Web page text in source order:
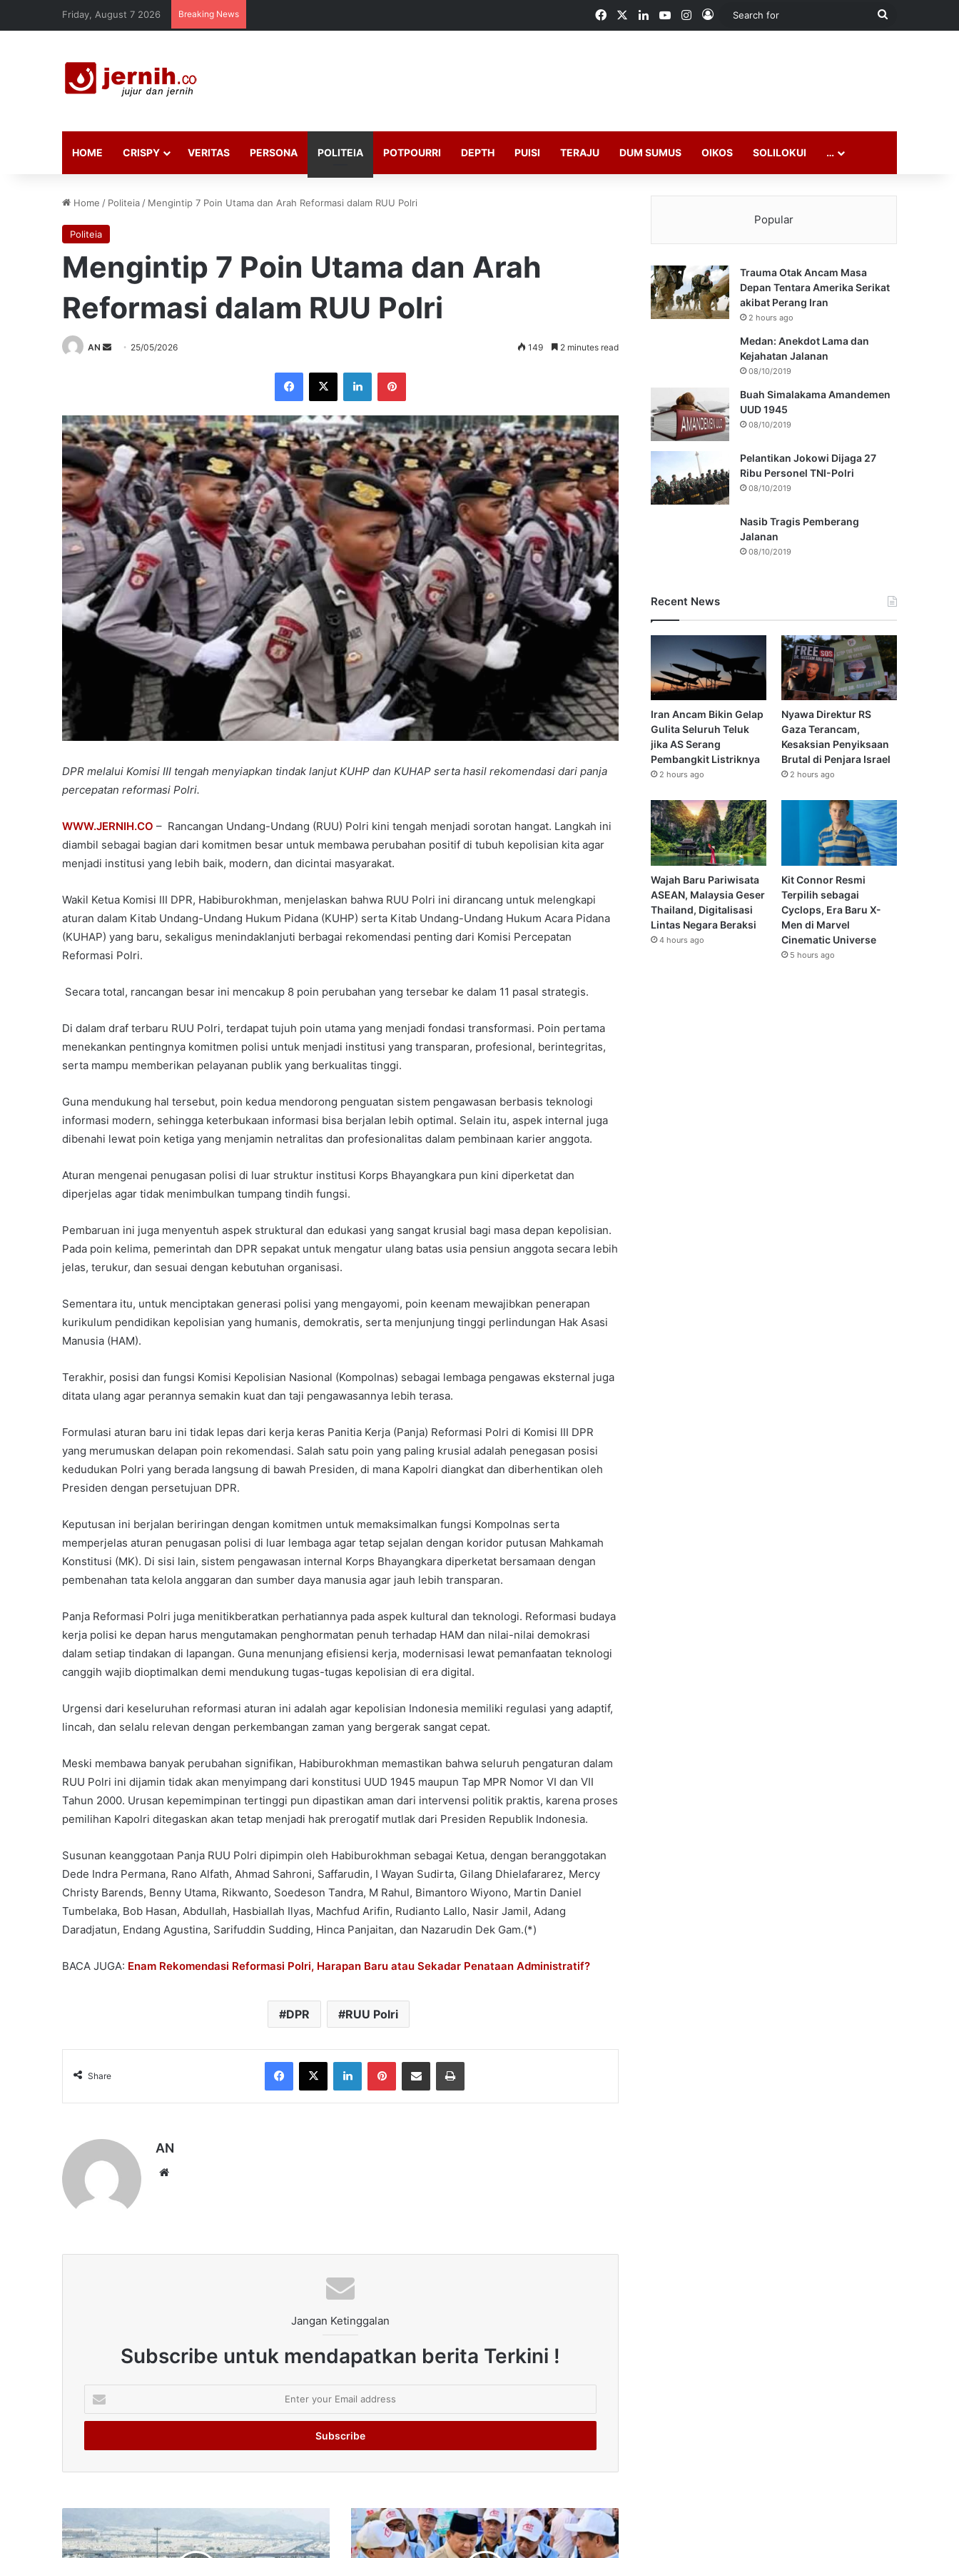
Friday, August 7 2026 Breaking News FacebookLinkedInYouTubeInstagram
Log In
Search
HOME CRISPY VERITAS PERSONA POLITEIA POTPOURRI DEPTH PUISI TERAJU DUM SUMUS OIKOS SOLILOKUI …
Home / Politeia / Mengintip 7 Poin Utama dan Arah Reformasi dalam RUU Polri
Politeia
Mengintip 7 Poin Utama dan Arah
Reformasi dalam RUU Polri
AN
Send 25/05/2026 149 2 minutes read
Facebook
X LinkedInPinterest
DPR melalui Komisi III tengah menyiapkan tindak lanjut KUHP dan KUHAP serta hasil rekomendasi dari panja
percepatan reformasi Polri.
WWW.JERNIH.CO – Rancangan Undang-Undang (RUU) Polri kini tengah menjadi sorotan hangat. Langkah ini
diambil sebagai bagian dari komitmen besar untuk membawa perubahan positif di tubuh kepolisian kita agar
menjadi institusi yang lebih baik, modern, dan dicintai masyarakat.
Wakil Ketua Komisi III DPR, Habiburokhman, menjelaskan bahwa RUU Polri ini dirancang untuk melengkapi
aturan dalam Kitab Undang-Undang Hukum Pidana (KUHP) serta Kitab Undang-Undang Hukum Acara Pidana
(KUHAP) yang baru, sekaligus menindaklanjuti berbagai rekomendasi penting dari Komisi Percepatan
Reformasi Polri.
Secara total, rancangan besar ini mencakup 8 poin perubahan yang tersebar ke dalam 11 pasal strategis.
Di dalam draf terbaru RUU Polri, terdapat tujuh poin utama yang menjadi fondasi transformasi. Poin pertama
menekankan pentingnya komitmen polisi untuk menjadi institusi yang transparan, profesional, berintegritas,
serta mampu memberikan pelayanan publik yang berkualitas tinggi.
Guna mendukung hal tersebut, poin kedua mendorong penguatan sistem pengawasan berbasis teknologi
informasi modern, sehingga keterbukaan informasi bisa berjalan lebih optimal. Selain itu, aspek internal juga
dibenahi lewat poin ketiga yang menjamin netralitas dan profesionalitas dalam pembinaan karier anggota.
Aturan mengenai penugasan polisi di luar struktur institusi Korps Bhayangkara pun kini diperketat dan
diperjelas agar tidak menimbulkan tumpang tindih fungsi.
Pembaruan ini juga menyentuh aspek struktural dan edukasi yang sangat krusial bagi masa depan kepolisian.
Pada poin kelima, pemerintah dan DPR sepakat untuk mengatur ulang batas usia pensiun anggota secara lebih
jelas, terukur, dan sesuai dengan kebutuhan organisasi.
Sementara itu, untuk menciptakan generasi polisi yang mengayomi, poin keenam mewajibkan penerapan
kurikulum pendidikan kepolisian yang humanis, demokratis, serta menjunjung tinggi perlindungan Hak Asasi
Manusia (HAM).
Terakhir, posisi dan fungsi Komisi Kepolisian Nasional (Kompolnas) sebagai lembaga pengawas eksternal juga
ditata ulang agar perannya semakin kuat dan taji pengawasannya lebih terasa.
Formulasi aturan baru ini tidak lepas dari kerja keras Panitia Kerja (Panja) Reformasi Polri di Komisi III DPR
yang merumuskan delapan poin rekomendasi. Salah satu poin yang paling krusial adalah penegasan posisi
kedudukan Polri yang berada langsung di bawah Presiden, di mana Kapolri diangkat dan diberhentikan oleh
Presiden dengan persetujuan DPR.
Keputusan ini berjalan beriringan dengan komitmen untuk memaksimalkan fungsi Kompolnas serta
memperjelas aturan penugasan polisi di luar lembaga agar tetap sejalan dengan koridor putusan Mahkamah
Konstitusi (MK). Di sisi lain, sistem pengawasan internal Korps Bhayangkara diperketat bersamaan dengan
pembenahan tata kelola anggaran dan sumber daya manusia agar jauh lebih transparan.
Panja Reformasi Polri juga menitikberatkan perhatiannya pada aspek kultural dan teknologi. Reformasi budaya
kerja polisi ke depan harus mengutamakan penghormatan penuh terhadap HAM dan nilai-nilai demokrasi
dalam setiap tindakan di lapangan. Guna menunjang efisiensi kerja, modernisasi lewat pemanfaatan teknologi
canggih wajib dioptimalkan demi mendukung tugas-tugas kepolisian di era digital.
Urgensi dari keseluruhan reformasi aturan ini adalah agar kepolisian Indonesia memiliki regulasi yang adaptif,
lincah, dan selalu relevan dengan perkembangan zaman yang bergerak sangat cepat.
Meski membawa banyak perubahan signifikan, Habiburokhman memastikan bahwa seluruh pengaturan dalam
RUU Polri ini dijamin tidak akan menyimpang dari konstitusi UUD 1945 maupun Tap MPR Nomor VI dan VII
Tahun 2000. Urusan kepemimpinan tertinggi pun dipastikan aman dari intervensi politik praktis, karena proses
pemilihan Kapolri ditegaskan akan tetap menjadi hak prerogatif mutlak dari Presiden Republik Indonesia.
Susunan keanggotaan Panja RUU Polri dipimpin oleh Habiburokhman sebagai Ketua, dengan beranggotakan
Dede Indra Permana, Rano Alfath, Ahmad Sahroni, Saffarudin, I Wayan Sudirta, Gilang Dhielafararez, Mercy
Christy Barends, Benny Utama, Rikwanto, Soedeson Tandra, M Rahul, Bimantoro Wiyono, Martin Daniel
Tumbelaka, Bob Hasan, Abdullah, Hasbiallah Ilyas, Machfud Arifin, Rudianto Lallo, Nasir Jamil, Adang
Daradjatun, Endang Agustina, Sarifuddin Sudding, Hinca Panjaitan, dan Nazarudin Dek Gam.(*)
BACA JUGA: Enam Rekomendasi Reformasi Polri, Harapan Baru atau Sekadar Penataan Administratif?
DPR RUU Polri
Share
Facebook
X LinkedInPinterestShare via Email Print
AN
Jangan Ketinggalan
Subscribe untuk mendapatkan berita Terkini !
your
Email
Popular
Trauma Otak Ancam Masa
Depan Tentara Amerika Serikat
akibat Perang Iran
2 hours ago
Medan: Anekdot Lama dan
Kejahatan Jalanan
08/10/2019
Buah Simalakama Amandemen
UUD 1945
08/10/2019
Pelantikan Jokowi Dijaga 27
Ribu Personel TNI-Polri
08/10/2019
Nasib Tragis Pemberang
Jalanan
08/10/2019
Recent News
Iran Ancam Bikin Gelap
Gulita Seluruh Teluk
jika AS Serang
Pembangkit Listriknya
2 hours ago
Nyawa Direktur RS
Gaza Terancam,
Kesaksian Penyiksaan
Brutal di Penjara Israel
2 hours ago
Wajah Baru Pariwisata
ASEAN, Malaysia Geser
Thailand, Digitalisasi
Lintas Negara Beraksi
4 hours ago
Kit Connor Resmi
Terpilih sebagai
Cyclops, Era Baru X-
Men di Marvel
Cinematic Universe
5 hours ago